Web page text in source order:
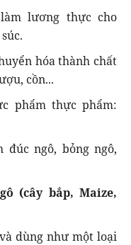
lương thực cho
hóa thành chất
cồn...
phẩm thực phẩm:
đúc ngô, bỏng ngô,
(cây bắp, Maize,
dùng như một loại